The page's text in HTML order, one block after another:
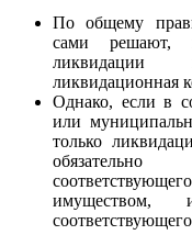
По общему
сами решают,
ликвидации
ликвидационная
Однако, если в
или
только